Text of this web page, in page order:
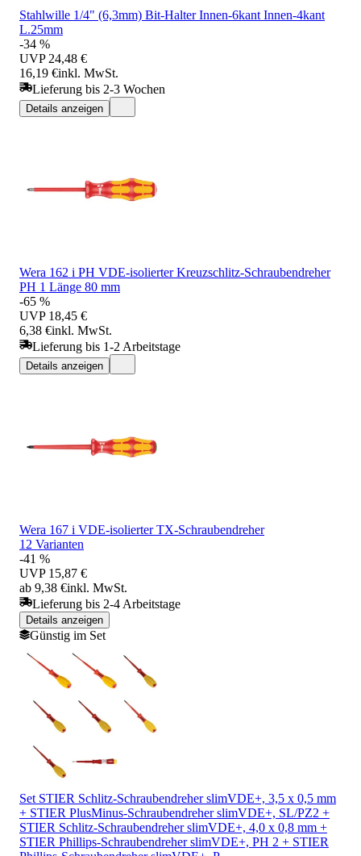
Stahlwille 1/4" (6,3mm) Bit-Halter Innen-6kant Innen-4kant
L.25mm
-34 %
UVP 24,48 €
16,19 €inkl. MwSt.
Lieferung bis 2-3 Wochen
Details anzeigen
Wera 162 i PH VDE-isolierter Kreuzschlitz-Schraubendreher
PH 1 Länge 80 mm
-65 %
UVP 18,45 €
6,38 €inkl. MwSt.
Lieferung bis 1-2 Arbeitstage
Details anzeigen
Wera 167 i VDE-isolierter TX-Schraubendreher
12 Varianten
-41 %
UVP 15,87 €
ab 9,38 €inkl. MwSt.
Lieferung bis 2-4 Arbeitstage
Details anzeigen
Günstig im Set
Set STIER Schlitz-Schraubendreher slimVDE+, 3,5 x 0,5 mm
+ STIER PlusMinus-Schraubendreher slimVDE+, SL/PZ2 +
STIER Schlitz-Schraubendreher slimVDE+, 4,0 x 0,8 mm +
STIER Phillips-Schraubendreher slimVDE+, PH 2 + STIER